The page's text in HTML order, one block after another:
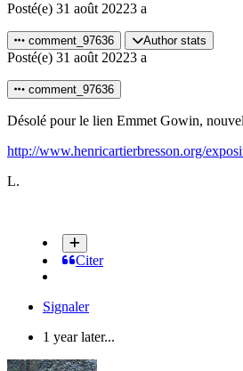
Posté(e) 31 août 20223 a
comment_97636 Author stats
Posté(e) 31 août 20223 a
comment_97636
Désolé pour le lien Emmet Gowin,
http://www.henricartierbresson.org/
L.
Citer
Signaler
1 year later...